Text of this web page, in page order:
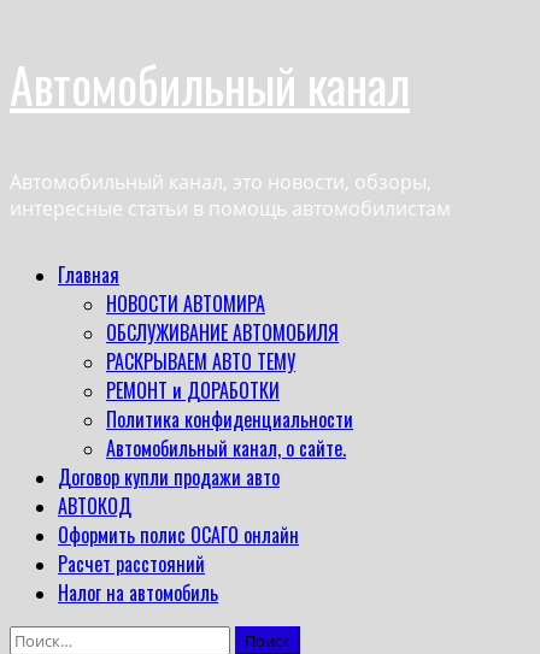
Перейти
к
содержимому
Автомобильный канал
Автомобильный канал, это новости, обзоры,
интересные статьи в помощь автомобилистам
Основное
Главная
НОВОСТИ АВТОМИРА
ОБСЛУЖИВАНИЕ АВТОМОБИЛЯ
РАСКРЫВАЕМ АВТО ТЕМУ
РЕМОНТ и ДОРАБОТКИ
Политика конфиденциальности
Автомобильный канал, о сайте.
Договор купли продажи авто
АВТОКОД
Оформить полис ОСАГО онлайн
Расчет расстояний
Налог на автомобиль
Найти: